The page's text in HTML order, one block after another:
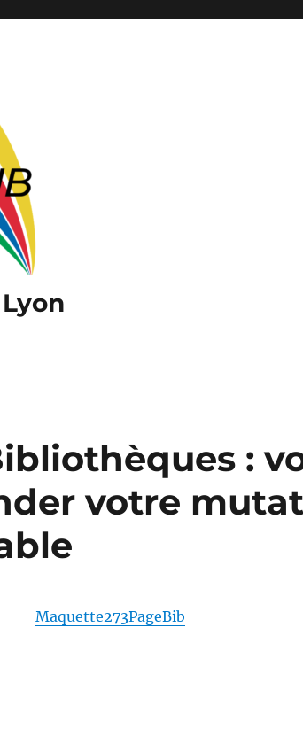
:
votre
Maquette273PageBib